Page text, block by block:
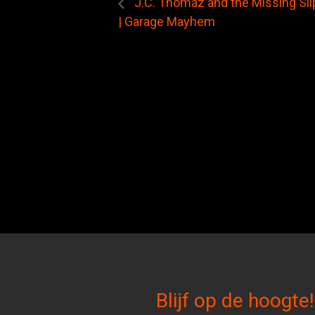
J.C. Thomaz and the Missing
| Garage Mayhem
Blijf op de hoogte!